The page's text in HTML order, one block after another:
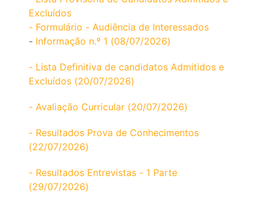
Excluídos
- Formulário - Audiência de Interessados
- Informação n.º 1 (08/07/2026)
- Lista Definitiva de candidatos Admitidos e
Excluídos (20/07/2026)
- Avaliação Curricular (20/07/2026)
- Resultados Prova de Conhecimentos
(22/07/2026)
- Resultados Entrevistas - 1 Parte
(29/07/2026)